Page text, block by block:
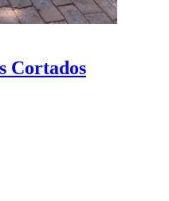
Cortados